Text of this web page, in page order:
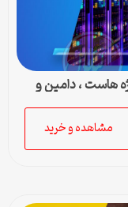
هاست ، دامین و
مشاهده و خرید